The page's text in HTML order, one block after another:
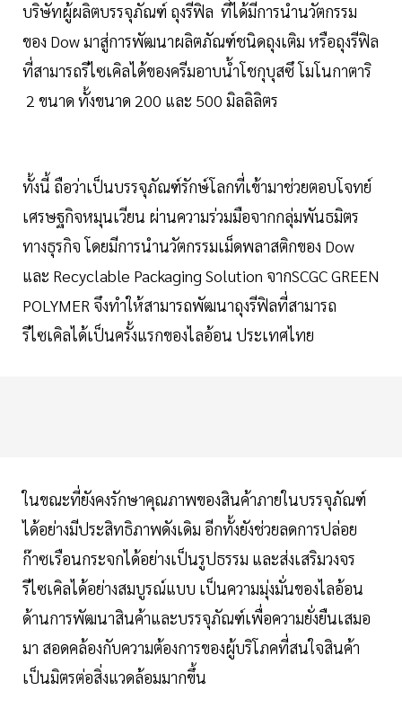
บริษัทผู้ผลิตบรรจุภัณฑ์ ถุงรีฟิล ที่ได้มีการนำนวัตกรรม
ของ Dow มาสู่การพัฒนาผลิตภัณฑ์ชนิดถุงเติม หรือถุงรีฟิล
ที่สามารถรีไซเคิลได้ของครีมอาบน้ำโชกุบุสซึ โมโนกาตาริ
2 ขนาด ทั้งขนาด 200 และ 500 มิลลิลิตร
ทั้งนี้ ถือว่าเป็นบรรจุภัณฑ์รักษ์โลกที่เข้ามาช่วยตอบโจทย์
เศรษฐกิจหมุนเวียน ผ่านความร่วมมือจากกลุ่มพันธมิตร
ทางธุรกิจ โดยมีการนำนวัตกรรมเม็ดพลาสติกของ Dow
และ Recyclable Packaging Solution จากSCGC GREEN
POLYMER จึงทำให้สามารถพัฒนาถุงรีฟิลที่สามารถ
รีไซเคิลได้เป็นครั้งแรกของไลอ้อน ประเทศไทย
ในขณะที่ยังคงรักษาคุณภาพของสินค้าภายในบรรจุภัณฑ์
ได้อย่างมีประสิทธิภาพดังเดิม อีกทั้งยังช่วยลดการปล่อย
ก๊าซเรือนกระจกได้อย่างเป็นรูปธรรม และส่งเสริมวงจร
รีไซเคิลได้อย่างสมบูรณ์แบบ เป็นความมุ่งมั่นของไลอ้อน
ด้านการพัฒนาสินค้าและบรรจุภัณฑ์เพื่อความยั่งยืนเสมอ
มา สอดคล้องกับความต้องการของผู้บริโภคที่สนใจสินค้า
เป็นมิตรต่อสิ่งแวดล้อมมากขึ้น